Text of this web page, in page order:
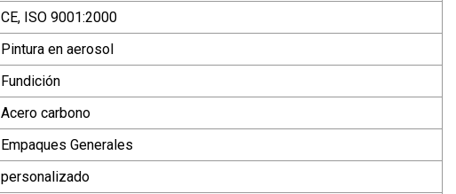
CE, ISO 9001:2000
Pintura en aerosol
Fundición
Acero carbono
Empaques Generales
personalizado